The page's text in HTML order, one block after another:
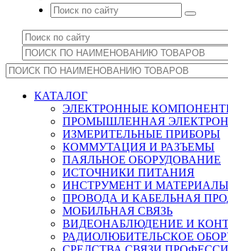
КАТАЛОГ
ЭЛЕКТРОННЫЕ
ПРОМЫШЛЕННАЯ
ИЗМЕРИТЕЛЬНЫЕ ПРИБОРЫ
КОММУТАЦИЯ И РАЗЪЕМЫ
ПАЯЛЬНОЕ ОБОРУДОВАНИЕ
ИСТОЧНИКИ ПИТАНИЯ
ИНСТРУМЕНТ И МАТЕРИАЛЫ
ПРОВОДА И КАБЕЛЬНАЯ
МОБИЛЬНАЯ СВЯЗЬ
ВИДЕОНАБЛЮДЕНИЕ И
РАДИОЛЮБИТЕЛЬСКОЕ